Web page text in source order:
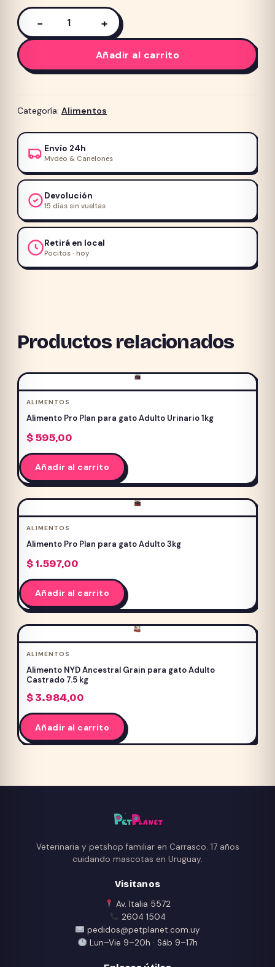
Alimento
para
Gato
Cachorro
3kg
− +
Añadir al carrito
Categoría: Alimentos
Envío 24h
Mvdeo & Canelones
Devolución
15 días sin vueltas
Retirá en local
Pocitos · hoy
Productos relacionados
ALIMENTOS
Alimento Pro Plan para gato Adulto Urinario 1kg
$595,00
Añadir al carrito
ALIMENTOS
Alimento Pro Plan para gato Adulto 3kg
$1.597,00
Añadir al carrito
ALIMENTOS
Alimento NYD Ancestral Grain para gato Adulto
Castrado 7.5 kg
$3.984,00
Añadir al carrito
Veterinaria y petshop familiar en Carrasco. 17 años
cuidando mascotas en Uruguay.
Visitanos
Av. Italia 5572
2604 1504
pedidos@petplanet.com.uy
Lun–Vie 9–20h · Sáb 9–17h